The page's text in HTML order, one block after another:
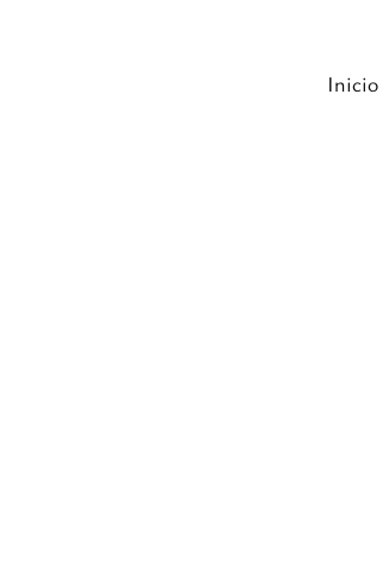
Inicio